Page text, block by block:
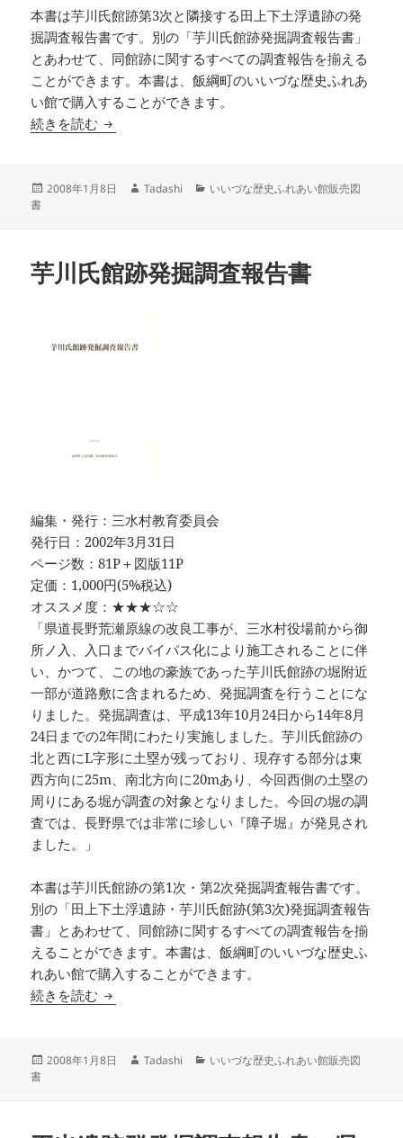
本書は芋川氏館跡第3次と隣接する田上下土浮遺跡の発
掘調査報告書です。別の「芋川氏館跡発掘調査報告書」
とあわせて、同館跡に関するすべての調査報告を揃える
ことができます。本書は、飯綱町のいいづな歴史ふれあ
い館で購入することができます。
続きを読む 田上下土浮遺跡・芋川氏館跡(第3次)発掘調査報
投
2008年1月8日
作
Tadashi
カ
いいづな歴史ふれあい館販売図
書
芋川氏館跡発掘調査報告書
編集・発行：三水村教育委員会
発行日：2002年3月31日
ページ数：81P＋図版11P
定価：1,000円(5%税込)
オススメ度：★★★☆☆
「県道長野荒瀬原線の改良工事が、三水村役場前から御
所ノ入、入口までバイパス化により施工されることに伴
い、かつて、この地の豪族であった芋川氏館跡の堀附近
一部が道路敷に含まれるため、発掘調査を行うことにな
りました。発掘調査は、平成13年10月24日から14年8月
24日までの2年間にわたり実施しました。芋川氏館跡の
北と西にL字形に土塁が残っており、現存する部分は東
西方向に25m、南北方向に20mあり、今回西側の土塁の
周りにある堀が調査の対象となりました。今回の堀の調
査では、長野県では非常に珍しい『障子堀』が発見され
ました。」
本書は芋川氏館跡の第1次・第2次発掘調査報告書です。
別の「田上下土浮遺跡・芋川氏館跡(第3次)発掘調査報告
書」とあわせて、同館跡に関するすべての調査報告を揃
えることができます。本書は、飯綱町のいいづな歴史ふ
れあい館で購入することができます。
続きを読む 芋川氏館跡発掘調査報告書
投
2008年1月8日
作
Tadashi
カ
いいづな歴史ふれあい館販売図
書